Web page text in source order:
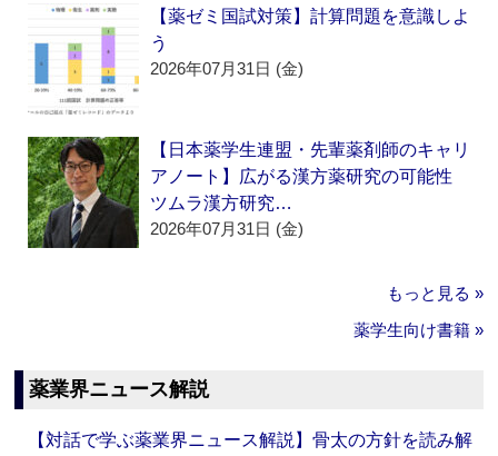
【薬ゼミ国試対策】計算問題を意識しよ
う
2026年07月31日 (金)
【日本薬学生連盟・先輩薬剤師のキャリ
アノート】広がる漢方薬研究の可能性
ツムラ漢方研究…
2026年07月31日 (金)
もっと見る »
薬学生向け書籍 »
薬業界ニュース解説
【対話で学ぶ薬業界ニュース解説】骨太の方針を読み解